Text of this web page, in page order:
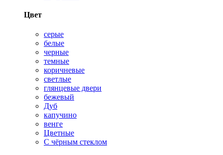
Цвет
серые
белые
черные
темные
коричневые
светлые
глянцевые двери
бежевый
Дуб
капучино
венге
Цветные
С чёрным стеклом